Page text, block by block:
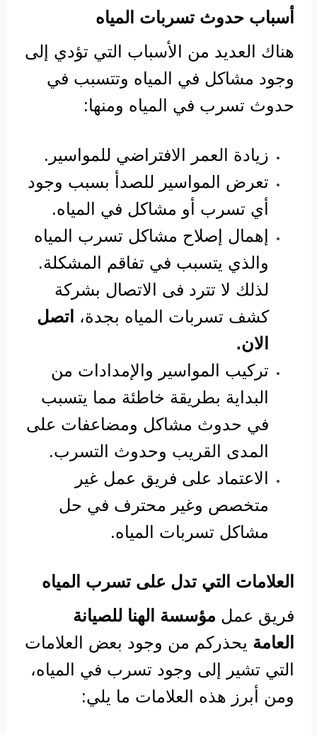
أسباب حدوث تسربات المياه
هناك العديد من الأسباب التي تؤدي إلى
وجود مشاكل في المياه وتتسبب في
حدوث تسرب في المياه ومنها:
زيادة العمر الافتراضي للمواسير.
تعرض المواسير للصدأ بسبب وجود
أي تسرب أو مشاكل في المياه.
إهمال إصلاح مشاكل تسرب المياه
والذي يتسبب في تفاقم المشكلة.
لذلك لا تترد فى الاتصال بشركة
كشف تسربات المياه بجدة، اتصل
الان.
تركيب المواسير والإمدادات من
البداية بطريقة خاطئة مما يتسبب
في حدوث مشاكل ومضاعفات على
المدى القريب وحدوث التسرب.
الاعتماد على فريق عمل غير
متخصص وغير محترف في حل
مشاكل تسربات المياه.
العلامات التي تدل على تسرب المياه
فريق عمل مؤسسة الهنا للصيانة
العامة يحذركم من وجود بعض العلامات
التي تشير إلى وجود تسرب في المياه،
ومن أبرز هذه العلامات ما يلي: